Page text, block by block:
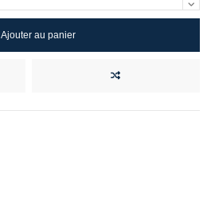
Ajouter au panier